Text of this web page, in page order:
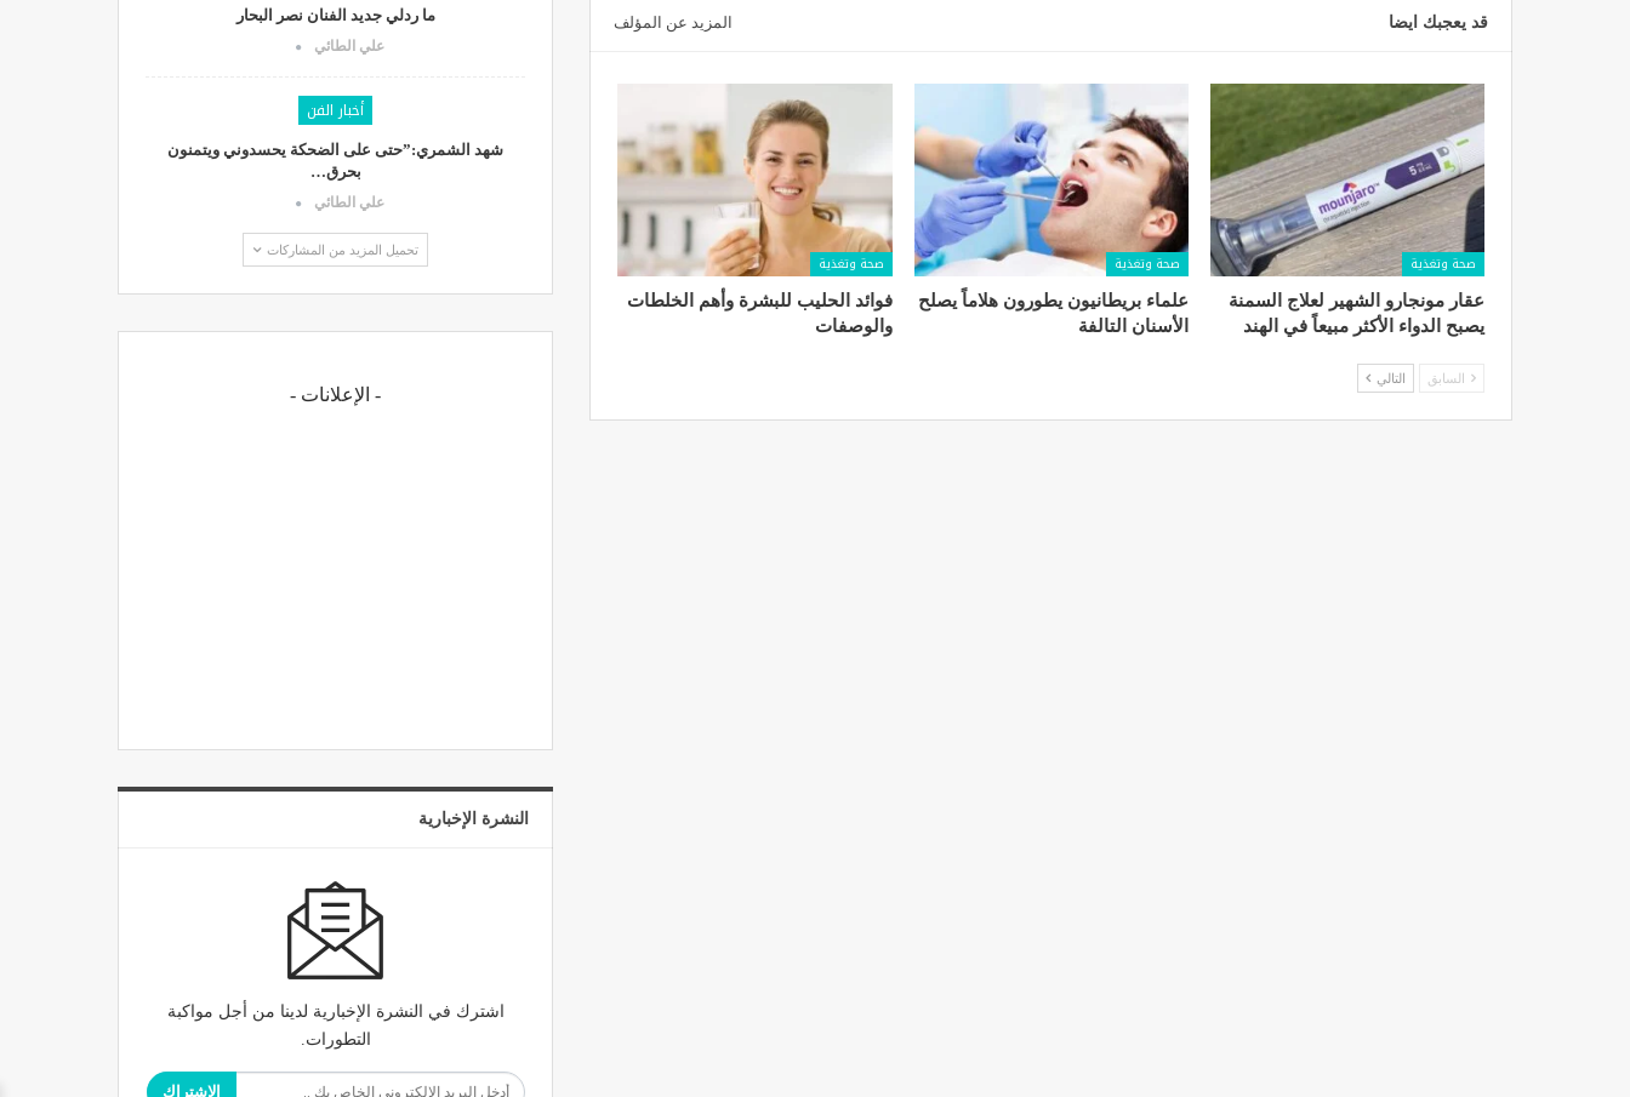
قد يعجبك ايضا المزيد عن المؤلف
صحة وتغذية
عقار مونجارو الشهير لعلاج السمنة
يصبح الدواء الأكثر مبيعاً في الهند
صحة وتغذية
علماء بريطانيون يطورون هلاماً يصلح
الأسنان التالفة
صحة وتغذية
فوائد الحليب للبشرة​ وأهم الخلطات
والوصفات
السابق التالي
ما ردلي جديد الفنان نصر البحار
علي الطائي
أخبار الفن
شهد الشمري:”حتى على الضحكة يحسدوني ويتمنون
بحرق…
علي الطائي
تحميل المزيد من المشاركات
- الإعلانات -
النشرة الإخبارية
اشترك في النشرة الإخبارية لدينا من أجل مواكبة
التطورات.
الاشتراك